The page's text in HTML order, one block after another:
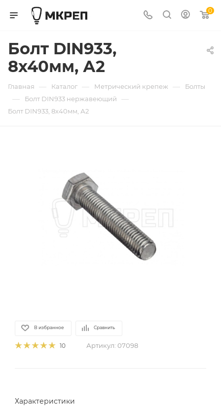
0
Болт DIN933,
8х40мм, А2
Главная — Каталог — Метрический крепеж — Болты
— Болт DIN933 нержавеющий —
Болт DIN933, 8х40мм, А2
В избранное Сравнить
10 Артикул: 07098
Характеристики